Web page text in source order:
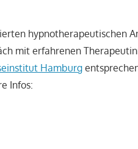
hypnotherapeutischen
mit erfahrenen
Hamburg
Infos: